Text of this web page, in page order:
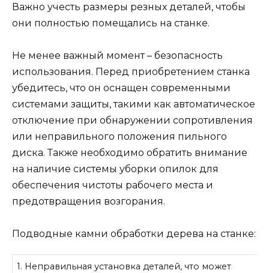
Важно учесть размеры резных деталей, чтобы
они полностью помещались на станке.
Не менее важный момент – безопасность
использования. Перед приобретением станка
убедитесь, что он оснащен современными
системами защиты, такими как автоматическое
отключение при обнаружении сопротивления
или неправильного положения пильного
диска. Также необходимо обратить внимание
на наличие системы уборки опилок для
обеспечения чистоты рабочего места и
предотвращения возгорания.
Подводные камни обработки дерева на станке:
1. Неправильная установка деталей, что может